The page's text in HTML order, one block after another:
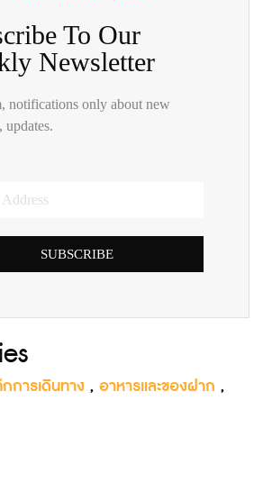
To Our
Newsletter
notifications only about new
updates.
SUBSCRIBE
การเดินทาง ,อาหารและของฝาก ,